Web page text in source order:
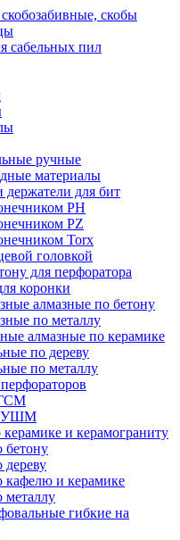
скобы
сабельных пил
ручные
материалы
держатели для бит
PH
PZ
Torx
головкой
для перфоратора
коронки
алмазные по бетону
по металлу
алмазные по керамике
по дереву
по металлу
УШМ
и керамограниту
бетону
кафелю и керамике
металлу
гибкие на